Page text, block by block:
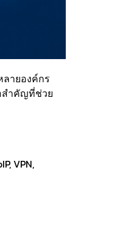
ายองค์กร
สำคัญที่ช่วย
VPN,